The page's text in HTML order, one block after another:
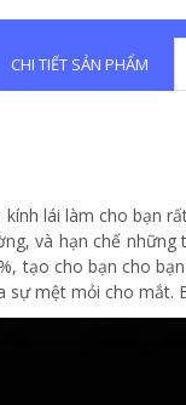
CHI TIẾT SẢN PHẨM
lái làm cho bạn
và hạn chế
tạo cho bạn cho
sự mệt mỏi cho